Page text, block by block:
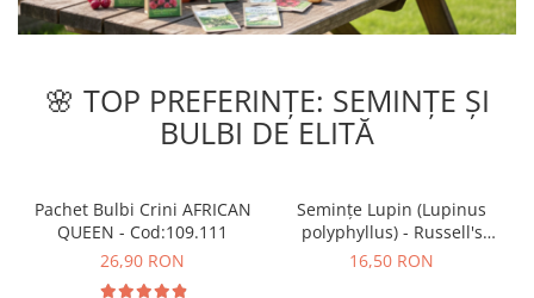
🌸 TOP PREFERINȚE: SEMINȚE ȘI
BULBI DE ELITĂ
Pachet Bulbi Crini AFRICAN
QUEEN - Cod:109.111
26,90 RON
Semințe Lupin (Lupinus
polyphyllus) - Russell's
Hybrids (Mix) - Cod 6540
16,50 RON